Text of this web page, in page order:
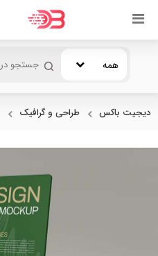
همه
دیجیت باکس طراحی و گرافیک